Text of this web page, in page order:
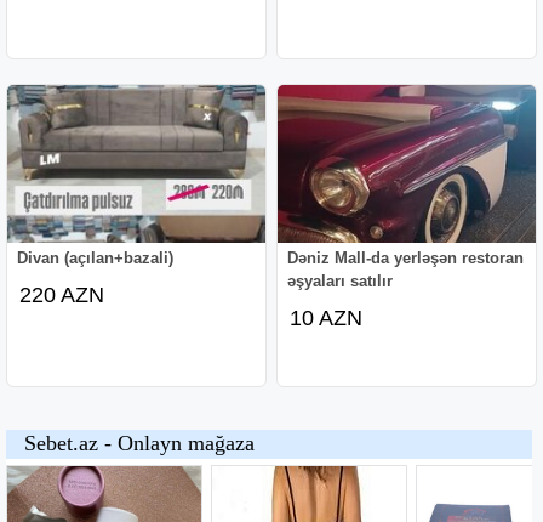
Divan (açılan+bazali)
220 AZN
Dəniz Mall-da yerləşən restoran
əşyaları satılır
10 AZN